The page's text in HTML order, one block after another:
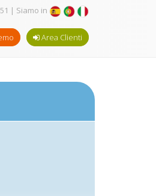
| Siamo in
Area Clienti